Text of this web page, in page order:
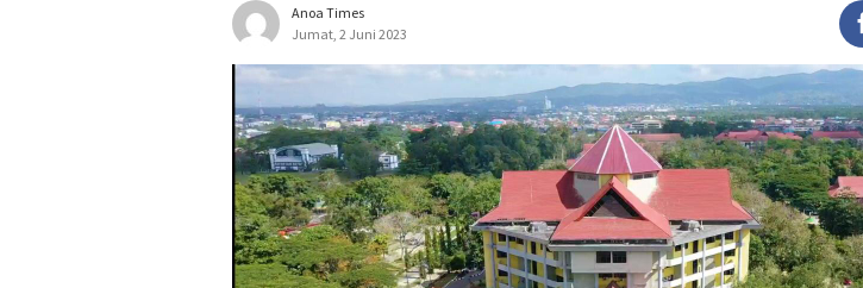
Anoa Times
Jumat, 2 Juni 2023